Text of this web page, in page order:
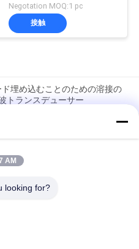
Negotation MOQ:1 pc
接触
埋め込むことのための溶接の
トランスデューサー
ーのシーリングをマスクの
えること
電のトランスデューサー
AM
looking for?